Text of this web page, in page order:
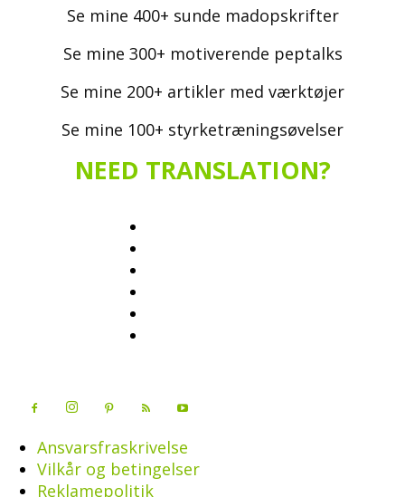
Se mine 400+ sunde madopskrifter
Se mine 300+ motiverende peptalks
Se mine 200+ artikler med værktøjer
Se mine 100+ styrketræningsøvelser
NEED TRANSLATION?
Ansvarsfraskrivelse
Vilkår og betingelser
Reklamepolitik